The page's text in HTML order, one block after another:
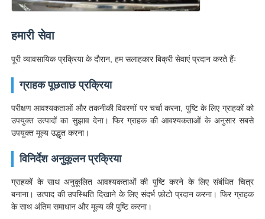
हमारी सेवा
पूरी व्यावसायिक प्रक्रिया के दौरान, हम सलाहकार बिक्री सेवाएं प्रदान करते हैंः
ग्राहक पूछताछ प्रक्रिया
परीक्षण आवश्यकताओं और तकनीकी विवरणों पर चर्चा करना, पुष्टि के लिए ग्राहकों को
उपयुक्त उत्पादों का सुझाव देना। फिर ग्राहक की आवश्यकताओं के अनुसार सबसे
उपयुक्त मूल्य उद्धृत करना।
विनिर्देश अनुकूलन प्रक्रिया
ग्राहकों के साथ अनुकूलित आवश्यकताओं की पुष्टि करने के लिए संबंधित चित्र
बनाना। उत्पाद की उपस्थिति दिखाने के लिए संदर्भ फ़ोटो प्रदान करना। फिर ग्राहक
के साथ अंतिम समाधान और मूल्य की पुष्टि करना।